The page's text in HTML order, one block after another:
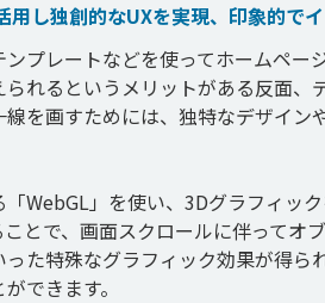
用し独創的なUXを実現、印象的で
プレートなどを使ってホームペー
れるというメリットがある反面、
を画すためには、独特なデザイ
WebGL」を使い、3Dグラフィッ
とで、画面スクロールに伴ってオ
た特殊なグラフィック効果が得
できます。